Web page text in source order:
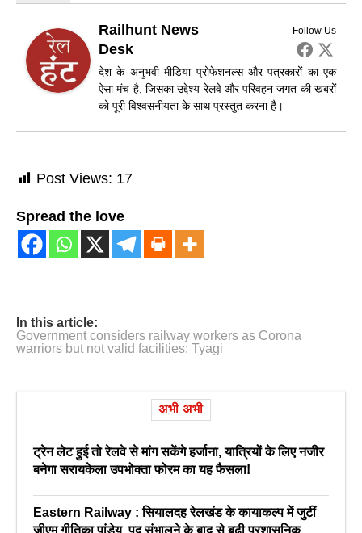
Follow Us
Railhunt News
Desk
देश के अनुभवी मीडिया प्रोफेशनल्स और पत्रकारों का एक
ऐसा मंच है, जिसका उद्देश्य रेलवे और परिवहन जगत की खबरों
को पूरी विश्वसनीयता के साथ प्रस्तुत करना है।
Post Views: 17
Spread the love
In this article:
Government considers railway workers as Corona
warriors but not valid facilities: Tyagi
अभी अभी
ट्रेन लेट हुई तो रेलवे से मांग सकेंगे हर्जाना, यात्रियों के लिए नजीर
बनेगा सरायकेला उपभोक्ता फोरम का यह फैसला!
Eastern Railway : सियालदह रेलखंड के कायाकल्प में जुटीं
जीएम गीतिका पांडेय, पद संभालने के बाद से बढ़ी प्रशासनिक